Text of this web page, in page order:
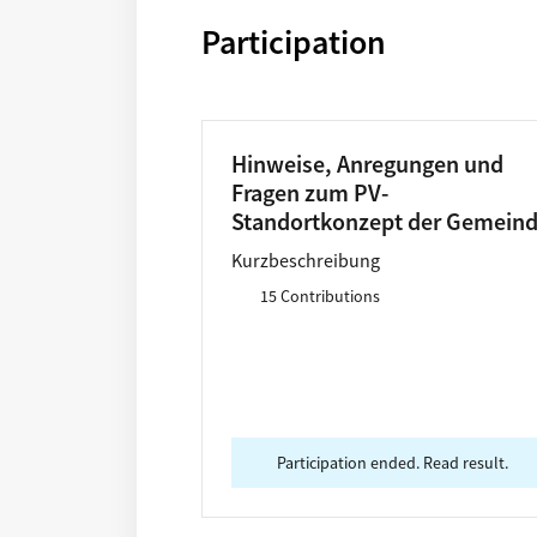
Participation
Hinweise, Anregungen und
Fragen zum PV-
Standortkonzept der
Owschlag
Kurzbeschreibung
15 Contributions
Participation ended. Read result.